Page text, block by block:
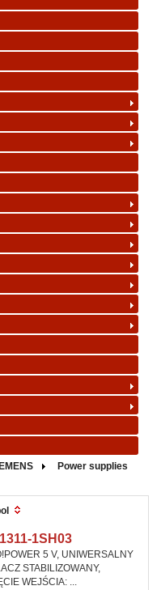
Power supplies
1SH03
5 V, UNIWERSALNY
STABILIZOWANY,
WEJŚCIA: ...